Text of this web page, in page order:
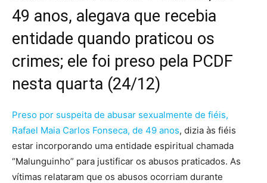
49 anos, alegava que recebia
entidade quando praticou os
crimes; ele foi preso pela PCDF
nesta quarta (24/12)
Preso por suspeita de abusar sexualmente de fiéis,
Rafael Maia Carlos Fonseca, de 49 anos, dizia às fiéis
estar incorporando uma entidade espiritual chamada
“Malunguinho” para justificar os abusos praticados. As
vítimas relataram que os abusos ocorriam durante